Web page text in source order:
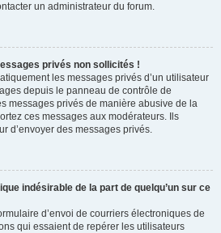
un administrateur du forum.
privés non sollicités !
les messages privés d’un utilisateur
depuis le panneau de contrôle de
messages privés de manière abusive de la
ces messages aux modérateurs. Ils
d’envoyer des messages privés.
indésirable de la part de quelqu’un sur ce
d’envoi de courriers électroniques de
qui essaient de repérer les utilisateurs